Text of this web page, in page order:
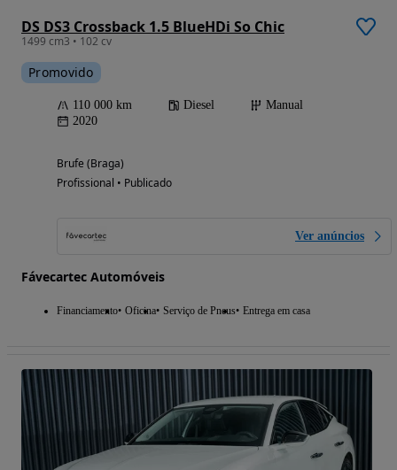
DS DS3 Crossback 1.5 BlueHDi So Chic
1499 cm3 • 102 cv
Promovido
110 000 km Diesel
Manual
2020
Brufe (Braga)
Profissional • Publicado
Ver anúncios
Fávecartec Automóveis
Financiamento Oficina Serviço de Pneus Entrega em casa